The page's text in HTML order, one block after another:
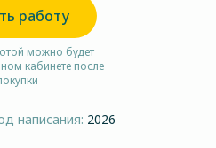
работу
можно будет
кабинете после
написания: 2026